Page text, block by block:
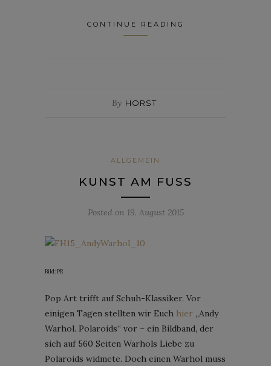
CONTINUE READING
By HORST
ALLGEMEIN
KUNST AM FUSS
Posted on 19. August 2015
Bild: PR
Pop Art trifft auf Schuh-Klassiker. Vor
einigen Tagen stellten wir Euch hier „Andy
Warhol. Polaroids“ vor – ein Bildband, der
sich auf 560 Seiten Warhols Liebe zu
Polaroids widmete. Doch einen Warhol muss